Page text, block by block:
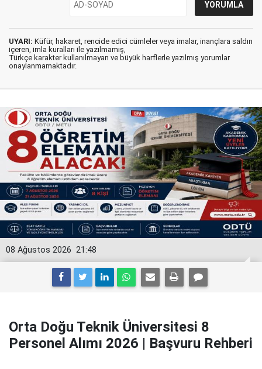
UYARI: Küfür, hakaret, rencide edici cümleler veya imalar, inançlara saldırı
içeren, imla kuralları ile yazılmamış,
Türkçe karakter kullanılmayan ve büyük harflerle yazılmış yorumlar
onaylanmamaktadır.
21:48
08 Ağustos 2026
Orta Doğu Teknik Üniversitesi 8
Personel Alımı 2026 | Başvuru Rehberi